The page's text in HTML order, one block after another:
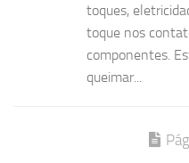
toques,
toque nos
componentes.
queimar...